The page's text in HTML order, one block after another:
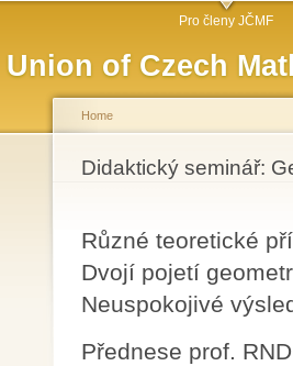
Union of Czech
Pro členy JČMF
You are here
Home
Didaktický seminář:
Různé teoretické
Dvojí pojetí
Neuspokojivé
Přednese prof.